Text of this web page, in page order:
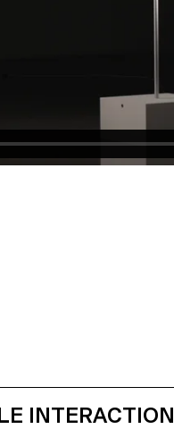
INTERACTION